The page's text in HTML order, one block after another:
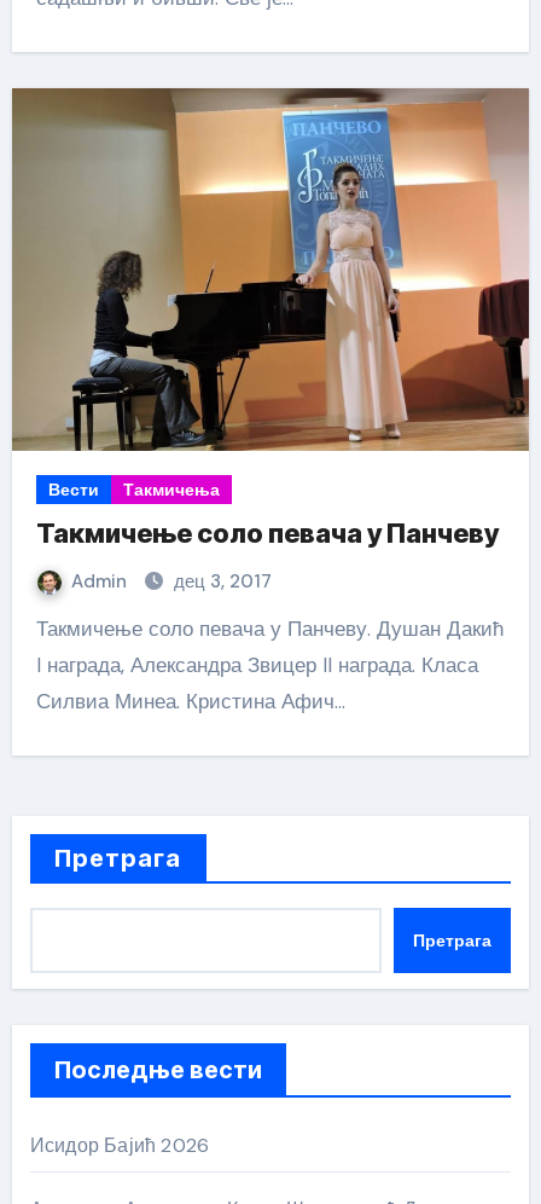
Вести Такмичења
Такмичење соло певача у Панчеву
Admin дец 3, 2017
Такмичење соло певача у Панчеву. Душан Дакић
I награда, Александра Звицер II награда. Класа
Силвиа Минеа. Кристина Афич…
Претрага
Претрага
Последње вести
Исидор Бајић 2026